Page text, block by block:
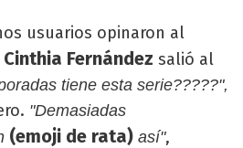
usuarios opinaron al
Cinthia Fernández salió al
tiene esta serie?????",
"Demasiadas
(emoji de rata) así",